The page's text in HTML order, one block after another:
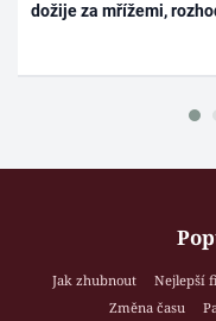
dožije za mřížemi,
Jak zhubnout Nejlepší
Změna času